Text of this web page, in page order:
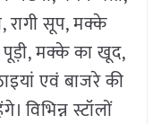
रागी सूप, मक्के
मक्के का खूद,
एवं बाजरे की
विभिन्न स्टॉलों